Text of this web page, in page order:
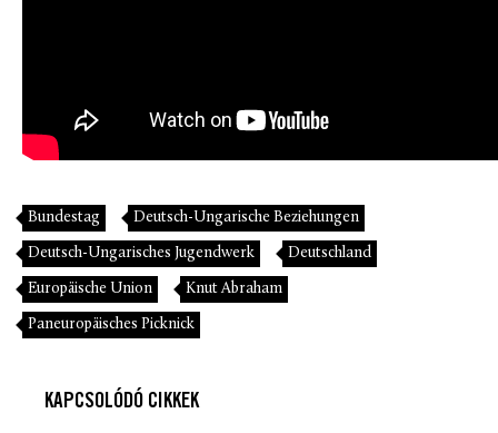
Bundestag Deutsch-Ungarische Beziehungen
Deutsch-Ungarisches Jugendwerk Deutschland
Europäische Union Knut Abraham
Paneuropäisches Picknick
KAPCSOLÓDÓ CIKKEK